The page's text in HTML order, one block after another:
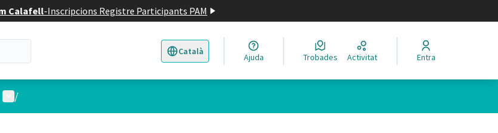
Calafell-Inscripcions Registre Participants PAM
Català
Triar la llengua Elegir el idioma
Ajuda Trobades Activitat Entra
Menú d'usuari
/